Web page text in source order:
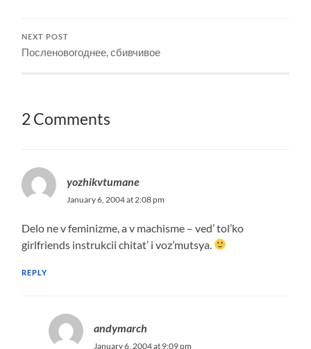
NEXT POST
Посленовогоднее, сбивчивое
2 Comments
yozhikvtumane
January 6, 2004 at 2:08 pm
Delo ne v feminizme, a v machisme – ved’ tol’ko
girlfriends instrukcii chitat’ i voz’mutsya.
REPLY
andymarch
January 6, 2004 at 9:09 pm